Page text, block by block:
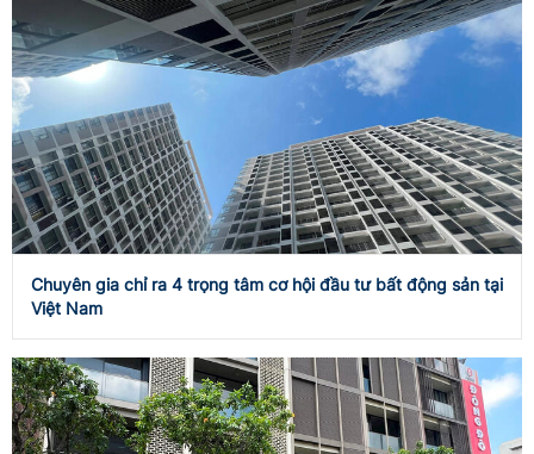
Chuyên gia chỉ ra 4 trọng tâm cơ hội đầu tư bất động sản tại
Việt Nam